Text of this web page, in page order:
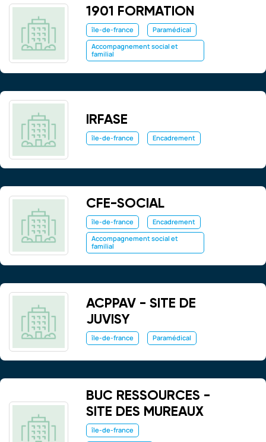
1901 FORMATION
île-de-france
Paramédical
Accompagnement social et
familial
IRFASE
île-de-france Encadrement
CFE-SOCIAL
île-de-france
Encadrement
Accompagnement social et
familial
ACPPAV - SITE DE
JUVISY
île-de-france Paramédical
BUC RESSOURCES -
SITE DES MUREAUX
île-de-france